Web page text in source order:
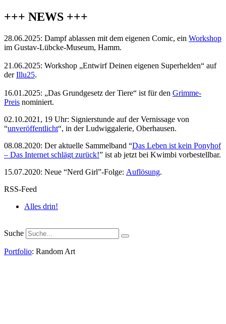
+++ NEWS +++
28.06.2025: Dampf ablassen mit dem eigenen Comic, ein Workshop
im Gustav-Lübcke-Museum, Hamm.
21.06.2025: Workshop „Entwirf Deinen eigenen Superhelden“ auf
derIllu25.
16.01.2025: „Das Grundgesetz der Tiere“ ist für den Grimme-
Preis nominiert.
02.10.2021, 19 Uhr: Signierstunde auf der Vernissage von
“unveröffentlicht“, in der Ludwiggalerie, Oberhausen.
08.08.2020: Der aktuelle Sammelband “Das Leben ist kein Ponyhof
– Das Internet schlägt zurück!” ist ab jetzt bei Kwimbi vorbestellbar.
15.07.2020: Neue “Nerd Girl”-Folge: Auflösung.
RSS-Feed
Alles drin!
Suche
Portfolio: Random Art